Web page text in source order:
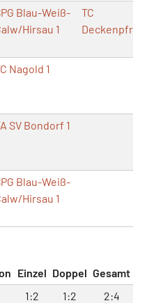
Blau-Weiß-
Hirsau 1
TC
Nagold 1
SV Bondorf 1
Blau-Weiß-
Hirsau 1
Einzel Doppel Gesamt
1:2 1:2 2:4